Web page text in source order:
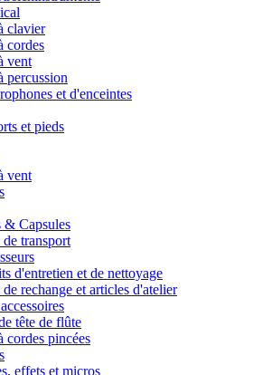
clavier
cordes
vent
percussion
et d'enceintes
et pieds
vent
& Capsules
de transport
d'entretien et de nettoyage
de rechange et articles d'atelier
tête de flûte
cordes pincées
effets et micros